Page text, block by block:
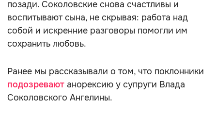
позади. Соколовские снова счастливы и
воспитывают сына, не скрывая: работа над
собой и искренние разговоры помогли им
сохранить любовь.
Ранее мы рассказывали о том, что поклонники
подозревают анорексию у супруги Влада
Соколовского Ангелины.